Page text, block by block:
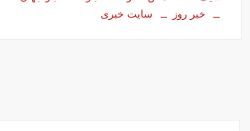
خبر روز
سایت خبری